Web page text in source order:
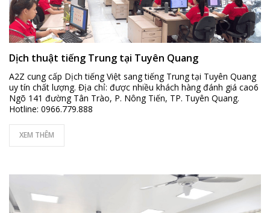
Dịch thuật tiếng Trung tại Tuyên Quang
A2Z cung cấp Dịch tiếng Việt sang tiếng Trung tại Tuyên Quang
uy tín chất lượng. Địa chỉ: được nhiều khách hàng đánh giá cao6
Ngõ 141 đường Tân Trào, P. Nông Tiến, TP. Tuyên Quang.
Hotline: 0966.779.888
XEM THÊM